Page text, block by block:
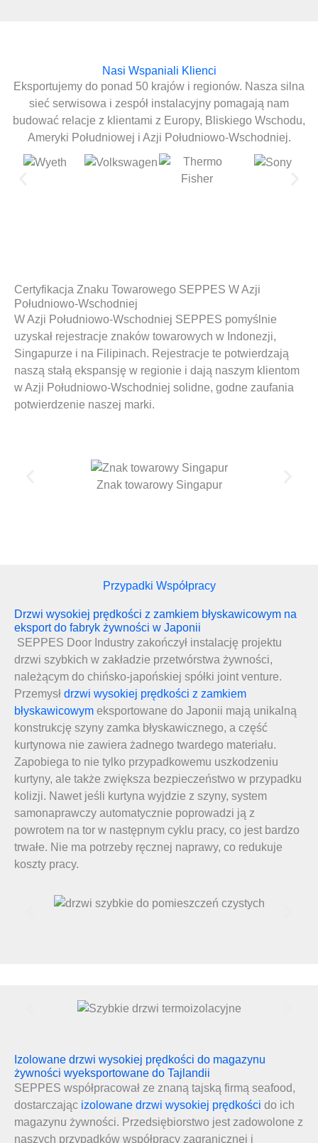
Nasi Wspaniali Klienci
Eksportujemy do ponad 50 krajów i regionów. Nasza silna
sieć serwisowa i zespół instalacyjny pomagają nam
budować relacje z klientami z Europy, Bliskiego Wschodu,
Ameryki Południowej i Azji Południowo-Wschodniej.
Certyfikacja Znaku Towarowego SEPPES W Azji
Południowo-Wschodniej
W Azji Południowo-Wschodniej SEPPES pomyślnie
uzyskał rejestracje znaków towarowych w Indonezji,
Singapurze i na Filipinach. Rejestracje te potwierdzają
naszą stałą ekspansję w regionie i dają naszym klientom
w Azji Południowo-Wschodniej solidne, godne zaufania
potwierdzenie naszej marki.
Znak towarowy Singapur
Przypadki Współpracy
Drzwi wysokiej prędkości z zamkiem błyskawicowym na
eksport do fabryk żywności w Japonii
SEPPES Door Industry zakończył instalację projektu
drzwi szybkich w zakładzie przetwórstwa żywności,
należącym do chińsko-japońskiej spółki joint venture.
Przemysł drzwi wysokiej prędkości z zamkiem
błyskawicowym eksportowane do Japonii mają unikalną
konstrukcję szyny zamka błyskawicznego, a część
kurtynowa nie zawiera żadnego twardego materiału.
Zapobiega to nie tylko przypadkowemu uszkodzeniu
kurtyny, ale także zwiększa bezpieczeństwo w przypadku
kolizji. Nawet jeśli kurtyna wyjdzie z szyny, system
samonaprawczy automatycznie poprowadzi ją z
powrotem na tor w następnym cyklu pracy, co jest bardzo
trwałe. Nie ma potrzeby ręcznej naprawy, co redukuje
koszty pracy.
Izolowane drzwi wysokiej prędkości do magazynu
żywności wyeksportowane do Tajlandii
SEPPES współpracował ze znaną tajską firmą seafood,
dostarczając izolowane drzwi wysokiej prędkości do ich
magazynu żywności. Przedsiębiorstwo jest zadowolone z
naszych przypadków współpracy zagranicznej i